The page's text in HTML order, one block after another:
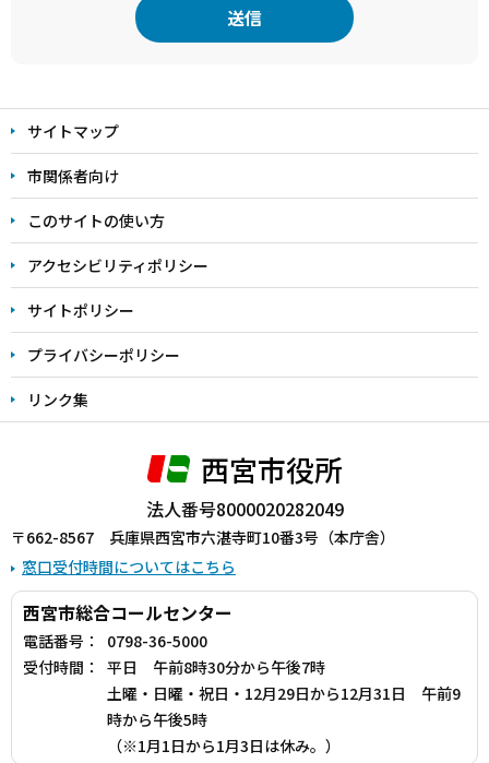
文
こ
こ
ま
で
サイトマップ
市関係者向け
このサイトの使い方
アクセシビリティポリシー
サイトポリシー
プライバシーポリシー
リンク集
西宮市役所
法人番号8000020282049
〒662-8567 兵庫県西宮市六湛寺町10番3号（本庁舎）
窓口受付時間についてはこちら
西宮市総合コールセンター
電話番号：
0798-36-5000
受付時間：
平日 午前8時30分から午後7時
土曜・日曜・祝日・12月29日から12月31日 午前9
時から午後5時
（※1月1日から1月3日は休み。）